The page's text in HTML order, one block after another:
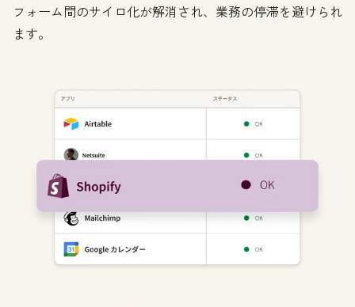
フォーム間のサイロ化が解消され、業務の停滞を避けられ
ます。